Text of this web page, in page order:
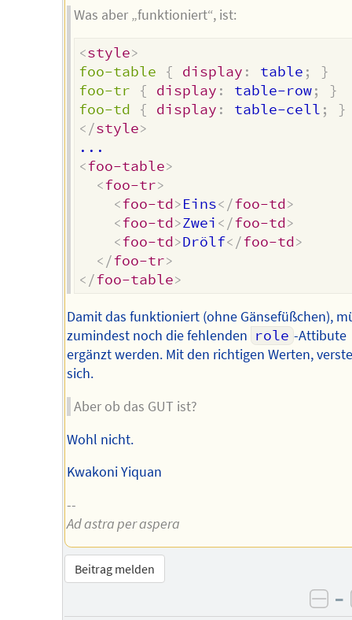
Was aber „funktioniert“, ist:
<style>
foo-table
{ display : table ;
}
foo-tr
{ display : table-row;
}
foo-td
{ display : table-cell ;
}
</style>
<foo-table>
<foo-tr>
<foo-td>Eins</foo-td>
<foo-td>Zwei </foo-td>
<foo-td>Drölf</foo-td>
</foo-tr>
</foo-table>
Damit das funktioniert (ohne Gänsefüßchen),
zumindest noch die fehlenden role -Attibute
ergänzt werden. Mit den richtigen Werten,
sich.
Aber ob das GUT ist?
Wohl nicht.
Kwakoni Yiquan
--
Ad astra per aspera
Beitrag melden
–